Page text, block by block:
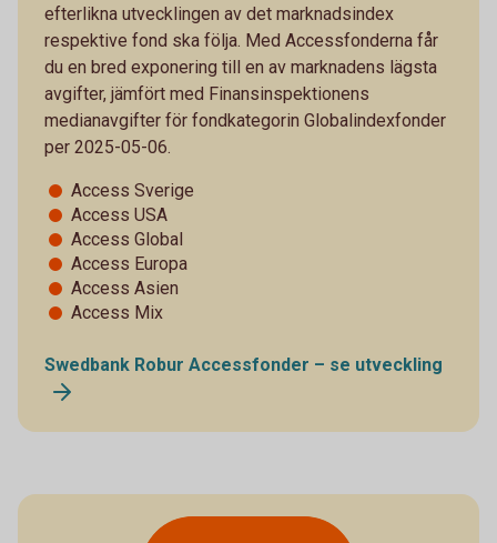
efterlikna utvecklingen av det marknadsindex
respektive fond ska följa. Med Accessfonderna får
du en bred exponering till en av marknadens lägsta
avgifter, jämfört med Finansinspektionens
medianavgifter för fondkategorin Globalindexfonder
per 2025-05-06.
Access Sverige
Access USA
Access Global
Access Europa
Access Asien
Access Mix
Swedbank Robur Accessfonder – se utveckling